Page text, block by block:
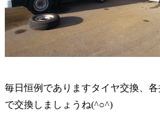
毎日恒例でありますタイヤ交換、
で交換しましょうね(^○^)